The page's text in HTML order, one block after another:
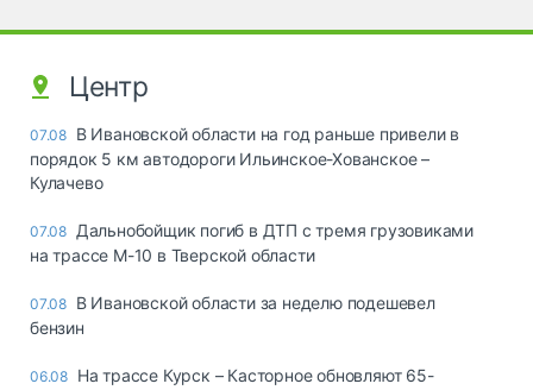
Центр
07.08 В Ивановской области на год раньше привели в
порядок 5 км автодороги Ильинское-Хованское –
Кулачево
07.08 Дальнобойщик погиб в ДТП с тремя грузовиками
на трассе М-10 в Тверской области
07.08 В Ивановской области за неделю подешевел
бензин
06.08 На трассе Курск – Касторное обновляют 65-